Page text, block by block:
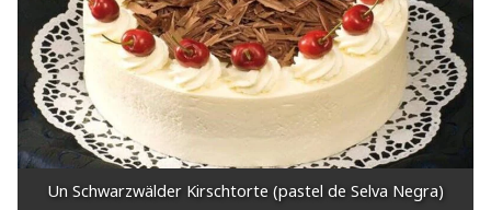
Un Schwarzwälder Kirschtorte (pastel de Selva Negra)